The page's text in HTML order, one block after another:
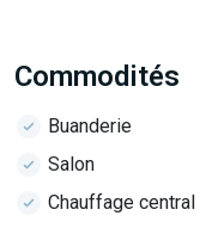
Commodités
Buanderie
Salon
Chauffage central